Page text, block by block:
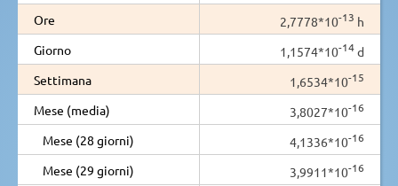
Ore
2,7778*10-13 h
Giorno
1,1574*10-14d
Settimana
1,6534*10-15
Mese (media) 3,8027*10-16
Mese (28 giorni) 4,1336*10-16
Mese (29 giorni) 3,9911*10-16